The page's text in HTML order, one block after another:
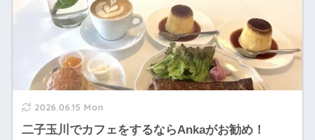
2026.06.15 Mon
二子玉川でカフェをするならAnkaがお勧め！